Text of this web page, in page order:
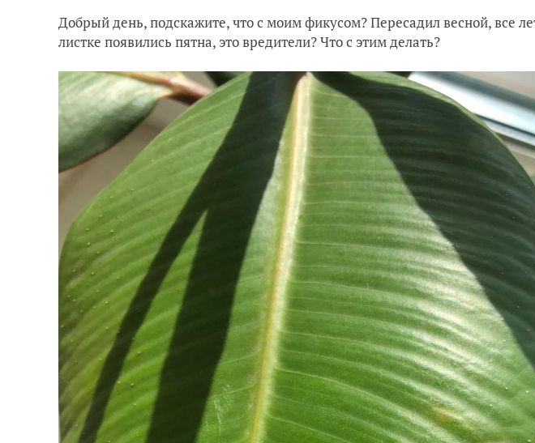
Добрый день, подскажите, что с моим фикусом? Пересадил весной, все
листке появились пятна, это вредители? Что с этим делать?